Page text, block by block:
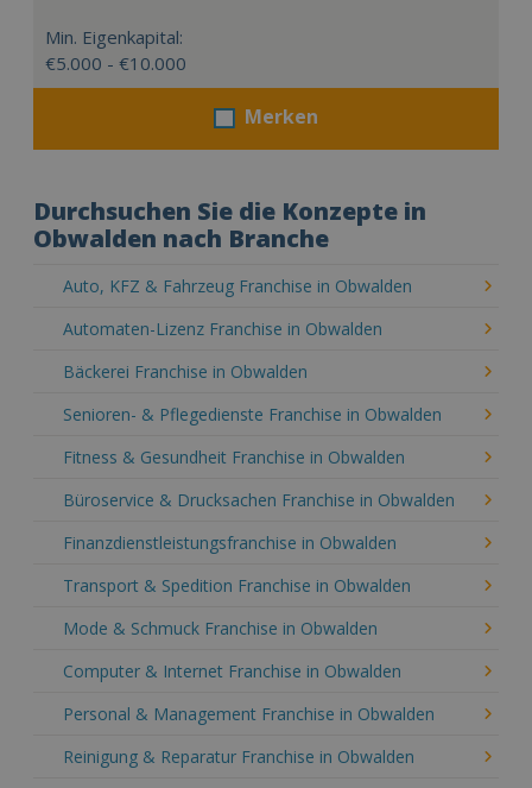
Min. Eigenkapital:
€5.000 - €10.000
Merken
Durchsuchen Sie die Konzepte in
Obwalden nach Branche
Auto, KFZ & Fahrzeug Franchise in Obwalden
Automaten-Lizenz Franchise in Obwalden
Bäckerei Franchise in Obwalden
Senioren- & Pflegedienste Franchise in Obwalden
Fitness & Gesundheit Franchise in Obwalden
Büroservice & Drucksachen Franchise in Obwalden
Finanzdienstleistungsfranchise in Obwalden
Transport & Spedition Franchise in Obwalden
Mode & Schmuck Franchise in Obwalden
Computer & Internet Franchise in Obwalden
Personal & Management Franchise in Obwalden
Reinigung & Reparatur Franchise in Obwalden